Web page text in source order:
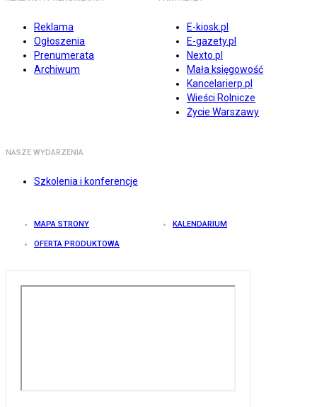
Reklama
Ogłoszenia
Prenumerata
Archiwum
E-kiosk.pl
E-gazety.pl
Nexto.pl
Mała księgowość
Kancelarierp.pl
Wieści Rolnicze
Życie Warszawy
NASZE WYDARZENIA
Szkolenia i konferencje
MAPA STRONY KALENDARIUM
OFERTA PRODUKTOWA